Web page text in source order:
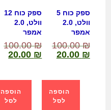
ספק כוח 5
וולט, 2.0
אמפר
100.00₪
20.00 ₪
הוספה
לסל
ספק כוח 12
וולט, 2.0
אמפר
100.00₪
20.00 ₪
הוספה
לסל